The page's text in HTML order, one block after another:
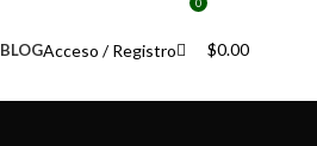
BLOGAcceso / Registro
0
$0.00